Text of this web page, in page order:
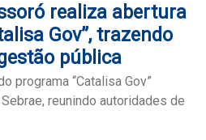
realiza abertura
Gov”, trazendo
pública
programa “Catalisa Gov”
reunindo autoridades de